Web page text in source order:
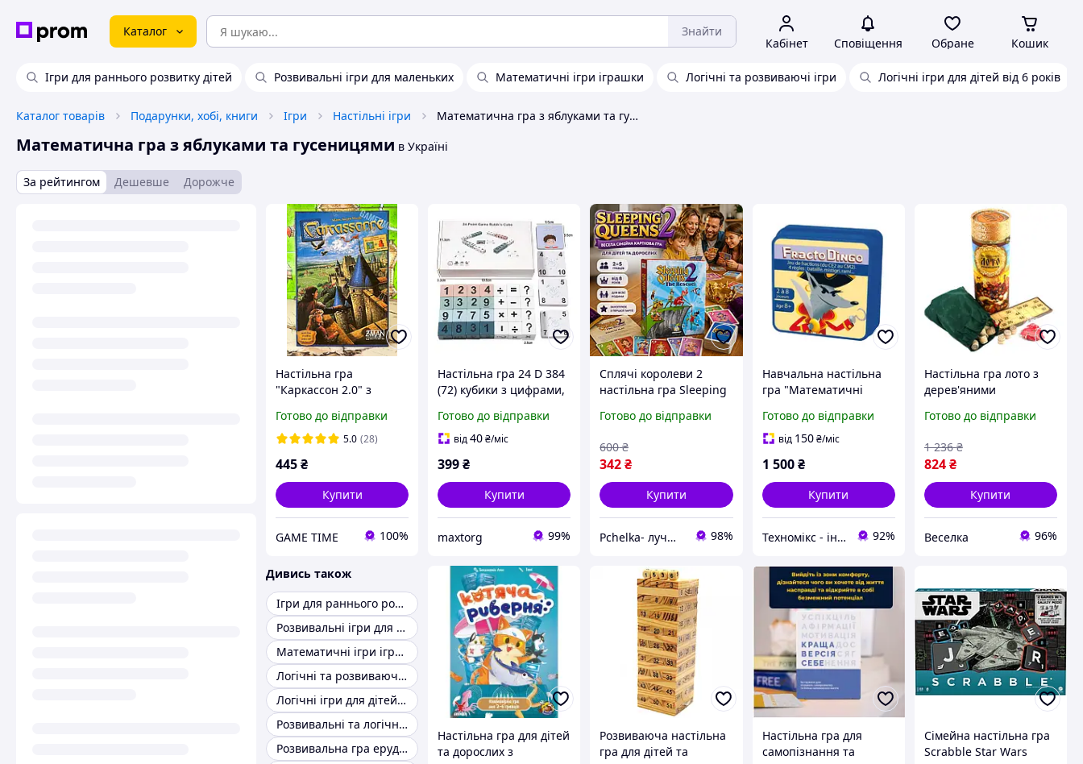
Каталог Знайти
Кабінет Сповіщення Обране Кошик
Ігри для раннього розвитку дітей Розвивальні ігри для маленьких Математичні ігри іграшки Логічні та розвиваючі ігри Логічні ігри для дітей від 6 років
Каталог товарів Подарунки, хобі, книги Ігри Настільні ігри Математична гра з яблуками та гусеницями
Математична гра з яблуками та гусеницями в Україні
За рейтингом Дешевше Дорожче
Настільна гра
"Каркассон 2.0" з
та "Аббат" (Carcassonne
2.0) + правила з
Готово до відправки
5.0 (28)
445₴
Купити
GAME TIME 100%
Настільна гра 24 D 384
(72) кубики з цифрами,
картки із завданнями,
в коробці
Готово до відправки
від40₴/міс
399₴
Купити
maxtorg 99%
Сплячі королеви 2
настільна гра Sleeping
карткова математична
дорослих від 8 років
Готово до відправки
342₴
600 ₴
Купити
Pchelka- лучший выбор 98%
Навчальна настільна
гра "Математичні
Скарби" (Французькою
мовою), карткова гра
рівні скла
Готово до відправки
від 150 ₴/міс
1 500 ₴
Купити
Техномікс - інтернет - магазин якісної техніки, електроніки та інших товарів для дому та роботи 92%
Настільна гра лото з
дерев'яними
сімейних вечорів та
картки 90 бочонків.
SPICY
Готово до відправки
824₴
1 236 ₴
Купити
Веселка 96%
Дивись також
Ігри для раннього розвитку дітей
Розвивальні ігри для маленьких
Математичні ігри іграшки
Логічні та розвиваючі ігри
Логічні ігри для дітей від 6 років
Розвивальні та логічні ігри для дітей
Розвивальна гра ерудит для дітей
Настільна гра для дітей
та дорослих з
Розвиваюча настільна
гра для дітей та
Настільна гра для
самопізнання та
Сімейна настільна гра
Scrabble Star Wars